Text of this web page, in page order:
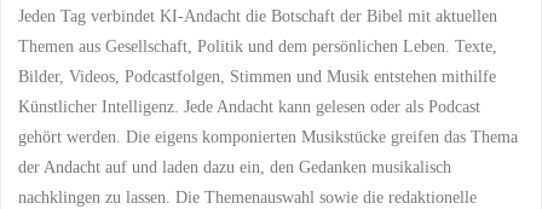
Jeden Tag verbindet KI-Andacht die Botschaft der Bibel mit aktuellen
Themen aus Gesellschaft, Politik und dem persönlichen Leben. Texte,
Bilder, Videos, Podcastfolgen, Stimmen und Musik entstehen mithilfe
Künstlicher Intelligenz. Jede Andacht kann gelesen oder als Podcast
gehört werden. Die eigens komponierten Musikstücke greifen das Thema
der Andacht auf und laden dazu ein, den Gedanken musikalisch
nachklingen zu lassen. Die Themenauswahl sowie die redaktionelle